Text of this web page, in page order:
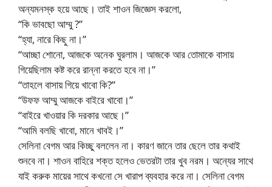
অন্যমনস্ক হয়ে আছে। তাই শাওন জিজ্ঞেস করলো,
“কি ভাবছো আম্মু ?”
“হ্যা, নারে কিছু না।”
“আচ্ছা শোনো, আজকে অনেক ঘুরলাম। আজকে আর তোমাকে বাসায়
গিয়েছিলাম কষ্ট করে রান্না করতে হবে না।”
“তাহলে বাসায় গিয়ে খাবো কি?”
“উফফ আম্মু আজকে বাইরে খাবো।”
“বাইরে খাওয়ার কি দরকার আছে।”
“আমি বলছি খাবো, মানে খাবই।”
সেলিনা বেগম আর কিচ্ছু বললেন না। কারণ জানে তার ছেলে তার কথাই
শুনবে না। শাওন বাহিরে শক্ত হলেও ভেতরটা তার খুব নরম। অন্যের সাথে
যাই করুক মায়ের সাথে কখনো সে খারাপ ব্যবহার করে না। সেলিনা বেগম